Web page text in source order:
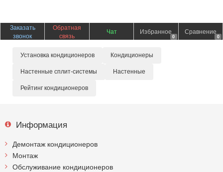
Заказать
звонок
Обратная
связь
Чат Избранное
0
Сравнение
0
Установка кондиционеров Кондиционеры
Настенные сплит-системы Настенные
Рейтинг кондиционеров
Информация
Демонтаж кондиционеров
Монтаж
Обслуживание кондиционеров